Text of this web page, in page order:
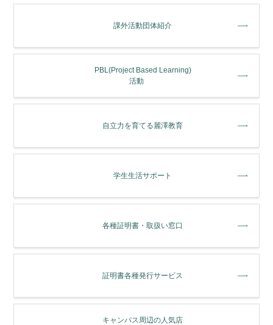
課外活動団体紹介
PBL(Project Based Learning)
活動
⾃⽴⼒を育てる麗澤教育
学⽣⽣活サポート
各種証明書・取扱い窓⼝
証明書各種発行サービス
キャンパス周辺の人気店